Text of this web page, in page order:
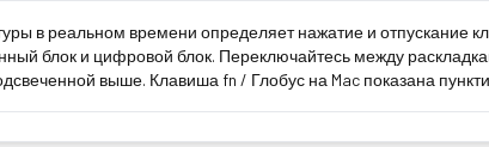
в реальном времени определяет нажатие и
блок и цифровой блок. Переключайтесь между
выше. Клавиша fn / Глобус на Mac показана